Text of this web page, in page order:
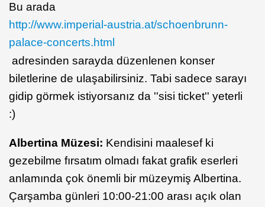
Bu arada
http://www.imperial-austria.at/schoenbrunn-
palace-concerts.html
adresinden sarayda düzenlenen konser
biletlerine de ulaşabilirsiniz. Tabi sadece sarayı
gidip görmek istiyorsanız da ''sisi ticket'' yeterli
:)
Albertina Müzesi: Kendisini maalesef ki
gezebilme fırsatım olmadı fakat grafik eserleri
anlamında çok önemli bir müzeymiş Albertina.
Çarşamba günleri 10:00-21:00 arası açık olan